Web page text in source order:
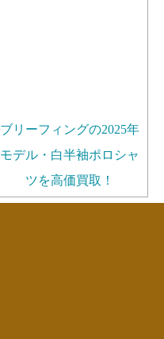
ブリーフィングの2025年
モデル・白半袖ポロシャ
ツを高価買取！